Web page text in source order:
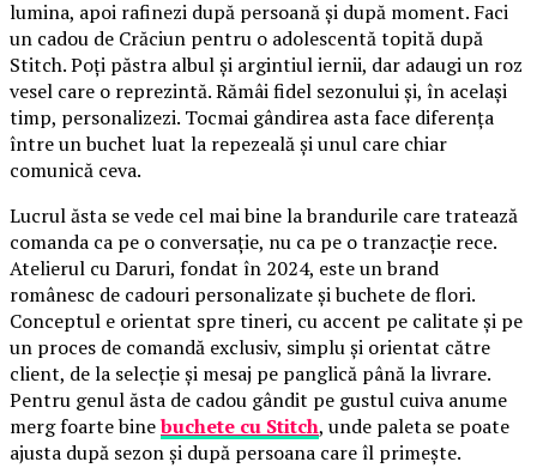
lumina, apoi rafinezi după persoană și după moment. Faci
un cadou de Crăciun pentru o adolescentă topită după
Stitch. Poți păstra albul și argintiul iernii, dar adaugi un roz
vesel care o reprezintă. Rămâi fidel sezonului și, în același
timp, personalizezi. Tocmai gândirea asta face diferența
între un buchet luat la repezeală și unul care chiar
comunică ceva.
Lucrul ăsta se vede cel mai bine la brandurile care tratează
comanda ca pe o conversație, nu ca pe o tranzacție rece.
Atelierul cu Daruri, fondat în 2024, este un brand
românesc de cadouri personalizate și buchete de flori.
Conceptul e orientat spre tineri, cu accent pe calitate și pe
un proces de comandă exclusiv, simplu și orientat către
client, de la selecție și mesaj pe panglică până la livrare.
Pentru genul ăsta de cadou gândit pe gustul cuiva anume
merg foarte binebuchete cu Stitch, unde paleta se poate
ajusta după sezon și după persoana care îl primește.